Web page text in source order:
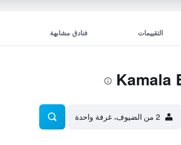
التقييمات فنادق مشابهة
2 من الضيوف، غرفة واحدة